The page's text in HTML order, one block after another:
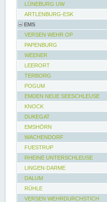
LÜNEBURG UW
ARTLENBURG-ESK
EMS
VERSEN WEHR OP
PAPENBURG
WEENER
LEERORT
TERBORG
POGUM
EMDEN NEUE SEESCHLEUSE
KNOCK
DUKEGAT
EMSHÖRN
WACHENDORF
FUESTRUP
RHEINE UNTERSCHLEUSE
LINGEN-DARME
DALUM
RÜHLE
VERSEN WEHRDURCHSTICH